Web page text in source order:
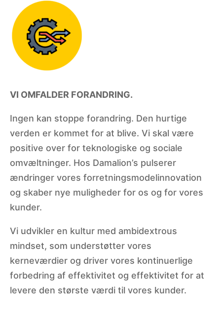
VI OMFALDER FORANDRING.
Ingen kan stoppe forandring. Den hurtige
verden er kommet for at blive. Vi skal være
positive over for teknologiske og sociale
omvæltninger. Hos Damalion’s pulserer
ændringer vores forretningsmodelinnovation
og skaber nye muligheder for os og for vores
kunder.
Vi udvikler en kultur med ambidextrous
mindset, som understøtter vores
kerneværdier og driver vores kontinuerlige
forbedring af effektivitet og effektivitet for at
levere den største værdi til vores kunder.